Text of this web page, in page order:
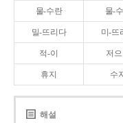
물-수란 물-
밀-뜨리다 미-뜨
적-이 저으
휴지 수지
해설